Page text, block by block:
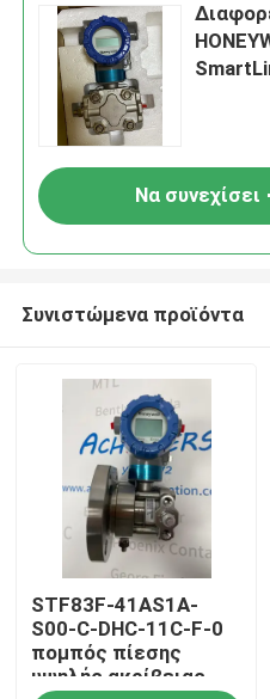
Σπίτι
Προϊόντα
Σχετικά με εμάς
Να συνεχίσει
Συνιστώμενα προϊόντα
STF83F-41AS1A-
S00-C-DHC-11C-F-0
πομπός πίεσης
υψηλής ακρίβειας